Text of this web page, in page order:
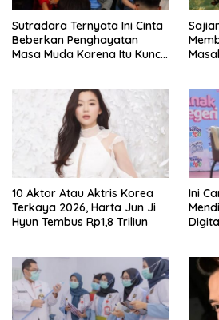
Sutradara Ternyata Ini Cinta
Beberkan Penghayatan
Masa Muda Karena Itu Kunci
10 Aktor Atau Aktris Korea
Terkaya 2026, Harta Jun Ji
Hyun Tembus Rp1,8 Triliun
Ini